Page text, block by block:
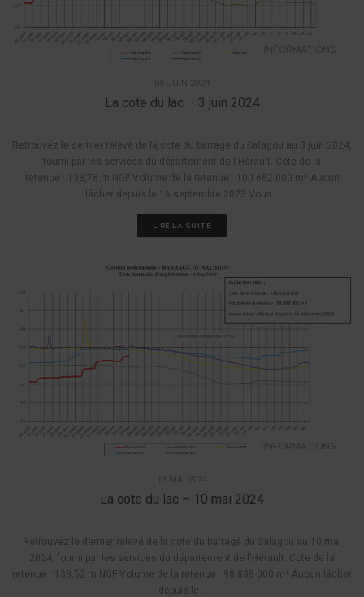
La cote du lac – 3 juin 2024
Retrouvez le dernier relevé de la cote du barrage du Salagou au 3 juin 2024,
fourni par les services du département de l'Hérault. Cote de la
retenue : 138,78 m NGF Volume de la retenue : 100 682 000 m³ Aucun
lâcher depuis le 16 septembre 2023 Vous...
LIRE LA SUITE
La cote du lac – 10 mai 2024
Retrouvez le dernier relevé de la cote du barrage du Salagou au 10 mai
2024, fourni par les services du département de l'Hérault. Cote de la
retenue : 138,52 m NGF Volume de la retenue : 98 888 000 m³ Aucun lâcher
depuis le...